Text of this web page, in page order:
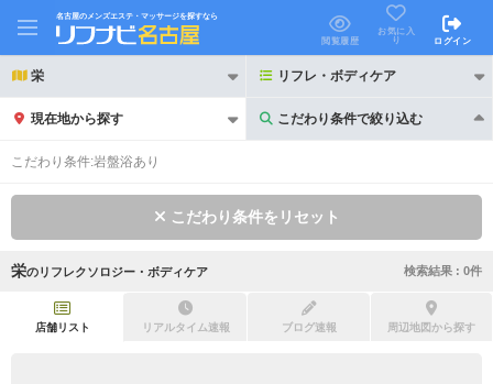
名古屋のメンズエステ・マッサージを探すなら
閲覧履歴
お気に入
り
ログイン
栄 リフレ・ボディケア
現在地から探す こだわり条件で絞り込む
こだわり条件で絞り込む
初回割引あり リピーター割引あり
こだわり条件:岩盤浴あり
こだわり条件をリセット
栄のリフレクソロジー・ボディケア 検索結果 : 0件
店舗リスト リアルタイム速報 ブログ速報 周辺地図から探す